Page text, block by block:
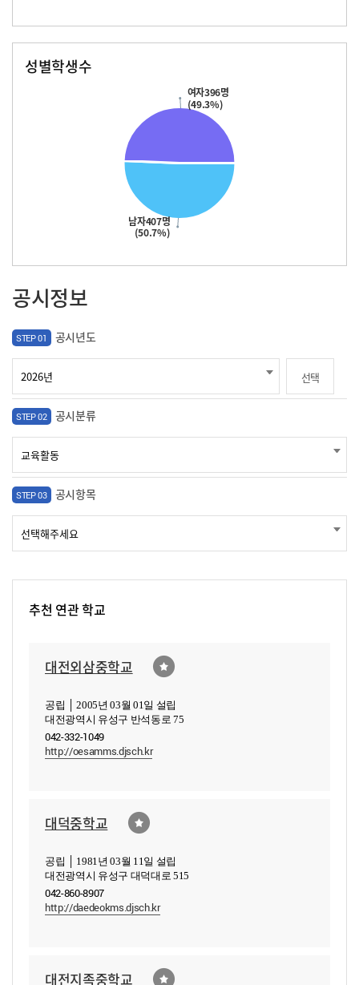
성별학생수
남자407명
(50.7%)
여자396명
(49.3%)
공시정보
STEP 01 공시년도
선택
STEP 02 공시분류
STEP 03 공시항목
추천 연관 학교
대전외삼중학교
공립 │ 2005년 03월 01일 설립
대전광역시 유성구 반석동로 75
042-332-1049
http://oesamms.djsch.kr
대덕중학교
공립 │ 1981년 03월 11일 설립
대전광역시 유성구 대덕대로 515
042-860-8907
http://daedeokms.djsch.kr
대전지족중학교